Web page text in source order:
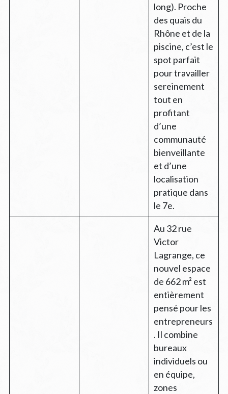
long). Proche
des quais du
Rhône et de la
piscine, c’est le
spot parfait
pour travailler
sereinement
tout en
profitant
d’une
communauté
bienveillante
et d’une
localisation
pratique dans
le 7e.
Au 32 rue
Victor
Lagrange, ce
nouvel espace
de 662 m² est
entièrement
pensé pour les
entrepreneurs
. Il combine
bureaux
individuels ou
en équipe,
zones